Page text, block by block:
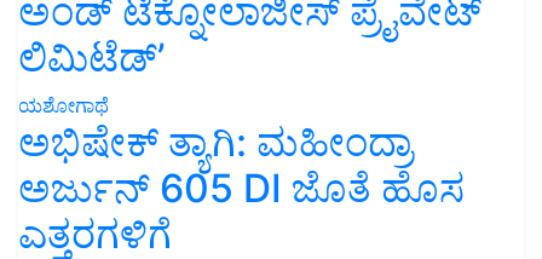
ಅಂಡ್ ಟೆಕ್ನೋಲಾಜೀಸ್ ಪ್ರೈವೇಟ್
ಲಿಮಿಟೆಡ್’
ಯಶೋಗಾಥೆ
ಅಭಿಷೇಕ್ ತ್ಯಾಗಿ: ಮಹೀಂದ್ರಾ
ಅರ್ಜುನ್ 605 DI ಜೊತೆ ಹೊಸ
ಎತ್ತರಗಳಿಗೆ